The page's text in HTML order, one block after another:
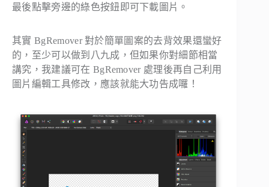
最後點擊旁邊的綠色按鈕即可下載圖片。
其實 BgRemover 對於簡單圖案的去背效果還蠻好
的，至少可以做到八九成，但如果你對細節相當
講究，我建議可在 BgRemover 處理後再自己利用
圖片編輯工具修改，應該就能大功告成囉！